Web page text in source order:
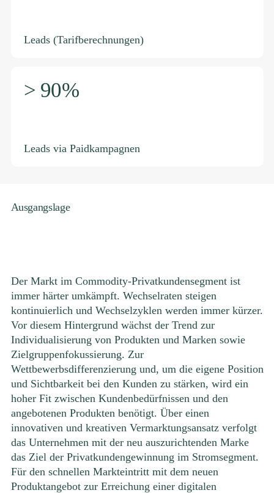
Leads (Tarifberechnungen)
> 90%
Leads via Paidkampagnen
Ausgangslage
Der Markt im Commodity-Privatkundensegment ist
immer härter umkämpft. Wechselraten steigen
kontinuierlich und Wechselzyklen werden immer kürzer.
Vor diesem Hintergrund wächst der Trend zur
Individualisierung von Produkten und Marken sowie
Zielgruppenfokussierung. Zur
Wettbewerbsdifferenzierung und, um die eigene Position
und Sichtbarkeit bei den Kunden zu stärken, wird ein
hoher Fit zwischen Kundenbedürfnissen und den
angebotenen Produkten benötigt. Über einen
innovativen und kreativen Vermarktungsansatz verfolgt
das Unternehmen mit der neu auszurichtenden Marke
das Ziel der Privatkundengewinnung im Stromsegment.
Für den schnellen Markteintritt mit dem neuen
Produktangebot zur Erreichung einer digitalen